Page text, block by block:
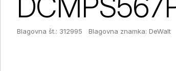
Blagovna št.: 312995 Blagovna znamka: DeWalt